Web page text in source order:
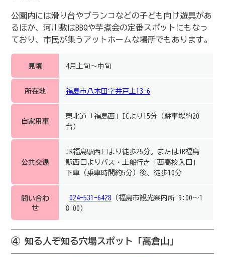
公園内には滑り台やブランコなどの子ども向け遊具があ
るほか、河川敷はBBQや芋煮会の定番スポットにもなっ
ており、市民が集うアットホームな場所でもあります。
見頃 4月上旬～中旬
所在地 福島市八木田字井戸上13-6
自家用車
東北道「福島西」ICより15分（駐車場約20
台）
公共交通
JR福島駅西口より徒歩25分。またはJR福島
駅西口よりバス・土船行き「西高校入口」
下車（乗車時間約5分）後、徒歩10分
問い合わ
せ
024-531-6428 （福島市観光案内所 9:00～1
8:00）
④ 知る人ぞ知る穴場スポット「高倉山」